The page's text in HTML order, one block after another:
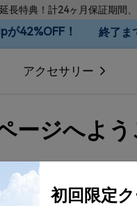
特典！計24ヶ月保証期間、
42%OFF！ 終了ま
アクセサリー
ージへよう
初回限定